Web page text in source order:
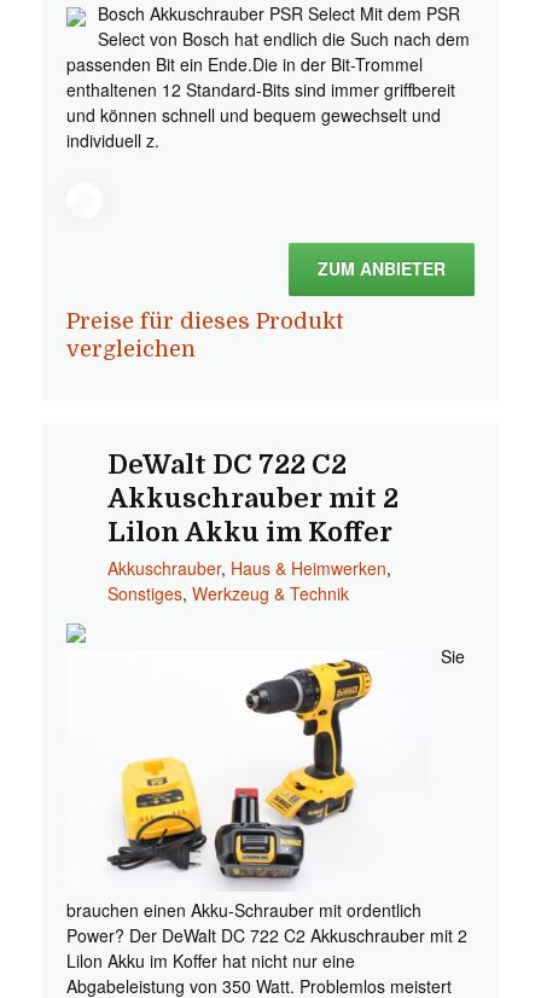
Bosch Akkuschrauber PSR Select Mit dem PSR
Select von Bosch hat endlich die Such nach dem
passenden Bit ein Ende.Die in der Bit-Trommel
enthaltenen 12 Standard-Bits sind immer griffbereit
und können schnell und bequem gewechselt und
individuell z.
ZUM ANBIETER
Preise für dieses Produkt
vergleichen
DeWalt DC 722 C2
Akkuschrauber mit 2
Lilon Akku im Koffer
Akkuschrauber, Haus & Heimwerken,
Sonstiges, Werkzeug & Technik
Sie
brauchen einen Akku-Schrauber mit ordentlich
Power? Der DeWalt DC 722 C2 Akkuschrauber mit 2
Lilon Akku im Koffer hat nicht nur eine
Abgabeleistung von 350 Watt. Problemlos meistert